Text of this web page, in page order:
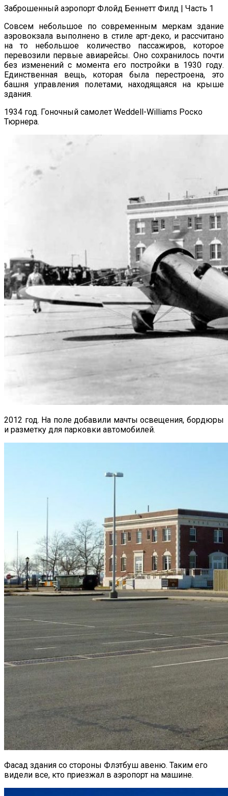
Заброшенный аэропорт Флойд Беннетт Филд | Часть 1
Совсем небольшое по современным меркам здание
аэровокзала выполнено в стиле арт-деко, и рассчитано
на то небольшое количество пассажиров, которое
перевозили первые авиарейсы. Оно сохранилось почти
без изменений с момента его постройки в 1930 году.
Единственная вещь, которая была перестроена, это
башня управления полетами, находящаяся на крыше
здания.
1934 год. Гоночный самолет Weddell-Williams Роско
Тюрнера.
2012 год. На поле добавили мачты освещения, бордюры
и разметку для парковки автомобилей.
Фасад здания со стороны Флэтбуш авеню. Таким его
видели все, кто приезжал в аэропорт на машине.